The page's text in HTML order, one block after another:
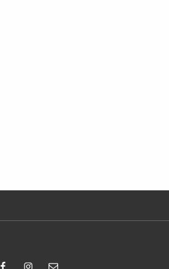
FacebookInstagram
Email